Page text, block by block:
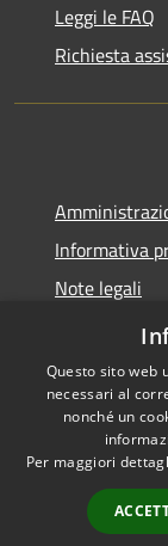
Leggi le FAQ
Richiesta
Informativa
Note legali
Accessibilità
Questo sito web
necessari al
nonché un
Per maggiori